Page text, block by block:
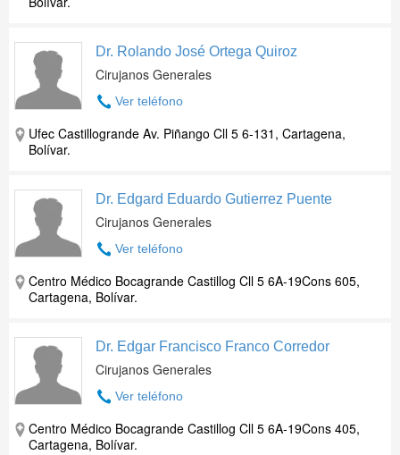
Dr. Rolando José Ortega Quiroz
Cirujanos Generales
Ver teléfono
Ufec Castillogrande Av. Piñango Cll 5 6-131, Cartagena,
Bolívar.
Dr. Edgard Eduardo Gutierrez Puente
Cirujanos Generales
Ver teléfono
Centro Médico Bocagrande Castillog Cll 5 6A-19Cons 605,
Cartagena, Bolívar.
Dr. Edgar Francisco Franco Corredor
Cirujanos Generales
Ver teléfono
Centro Médico Bocagrande Castillog Cll 5 6A-19Cons 405,
Cartagena, Bolívar.